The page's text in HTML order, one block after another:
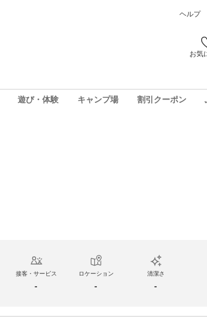
ヘルプ
お気
遊び・体験 キャンプ場 割引クーポン
接客・サービス
-
ロケーション
-
清潔さ
-